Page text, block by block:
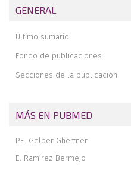
Two handles to grasp: double
GENERAL
Último sumario
Fondo de publicaciones
Secciones de la publicación
MÁS EN PUBMED
PE. Gelber Ghertner
E. Ramírez Bermejo